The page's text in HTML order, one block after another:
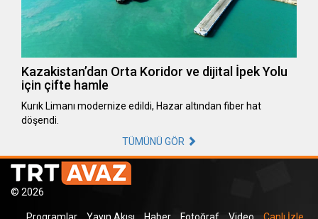
Kazakistan’dan Orta Koridor ve dijital İpek Yolu
için çifte hamle
Kurık Limanı modernize edildi, Hazar altından fiber hat
döşendi.
TÜMÜNÜ GÖR
© 2026
Programlar Yayın Akışı Haber Fotoğraf Video Canlı İzle